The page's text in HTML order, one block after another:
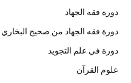
دورة فقه الجهاد
دورة فقه الجهاد من صحيح البخاري
دورة في علم التجويد
علوم القرآن